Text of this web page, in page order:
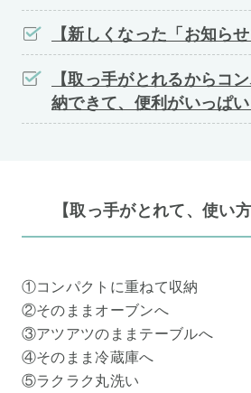
【新しくなった「お知らせ
【取っ手がとれるからコ
納できて、便利がいっぱい
【取っ手がとれて、使い
①コンパクトに重ねて収納
②そのままオーブンへ
③アツアツのままテーブルへ
④そのまま冷蔵庫へ
⑤ラクラク丸洗い